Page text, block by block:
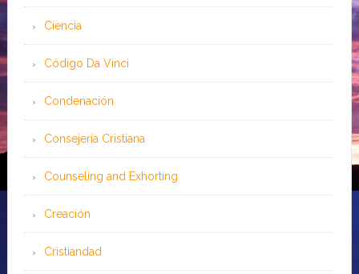
Ciencia
Código Da Vinci
Condenación
Consejería Cristiana
Counseling and Exhorting
Creación
Cristiandad